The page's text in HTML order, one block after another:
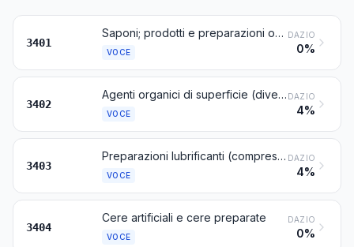
3401
Saponi; prodotti e preparazioni organici tensioattivi da usare come sapone, in barre, pani, pezzi o soggetti ottenuti a stampo, anche contenenti sapone; prodotti e preparazioni organici tensioattivi per la pulizia della pelle, sotto forma liquida o di crema, condizionati per la vendita al minuto, anche contenenti sapone; carta, ovatte, feltri e stoffe non tessute, impregnati, spalmati, o ricoperti di sapone o di detergenti
VOCE
DAZIO
0%
3402
Agenti organici di superficie (diversi dai saponi); preparazioni tensioattive, preparazioni per liscivie (comprese le preparazioni ausiliarie per lavare) e preparazioni per pulire, anche contenenti sapone, diverse da quelle della voce 3401
VOCE
DAZIO
4%
3403
Preparazioni lubrificanti (compresi gli oli da taglio, le preparazioni per eliminare il grippaggio dei dadi, le preparazioni antiruggine o anticorrosione e le preparazioni per la sformatura, a base di lubrificanti) e preparazioni dei tipi utilizzati per l'ensimaggio delle materie tessili, per oliare o ingrassare il cuoio, le pelli o altre materie, escluse quelle contenenti come costituenti di base 70 % o più, in peso, di oli di petrolio o di minerali bituminosi
VOCE
DAZIO
4%
3404
Cere artificiali e cere preparate
VOCE
DAZIO
0%